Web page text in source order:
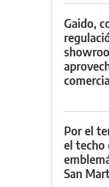
Gaido,
Por el
el techo
San